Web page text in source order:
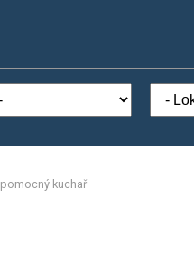
pomocný kuchař